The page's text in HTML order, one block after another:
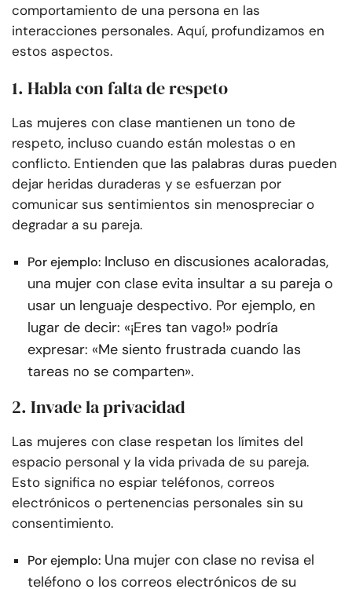
comportamiento de una persona en las
interacciones personales. Aquí, profundizamos en
estos aspectos.
1. Habla con falta de respeto
Las mujeres con clase mantienen un tono de
respeto, incluso cuando están molestas o en
conflicto. Entienden que las palabras duras pueden
dejar heridas duraderas y se esfuerzan por
comunicar sus sentimientos sin menospreciar o
degradar a su pareja.
Por ejemplo: Incluso en discusiones acaloradas,
una mujer con clase evita insultar a su pareja o
usar un lenguaje despectivo. Por ejemplo, en
lugar de decir: «¡Eres tan vago!» podría
expresar: «Me siento frustrada cuando las
tareas no se comparten».
2. Invade la privacidad
Las mujeres con clase respetan los límites del
espacio personal y la vida privada de su pareja.
Esto significa no espiar teléfonos, correos
electrónicos o pertenencias personales sin su
consentimiento.
Por ejemplo: Una mujer con clase no revisa el
teléfono o los correos electrónicos de su